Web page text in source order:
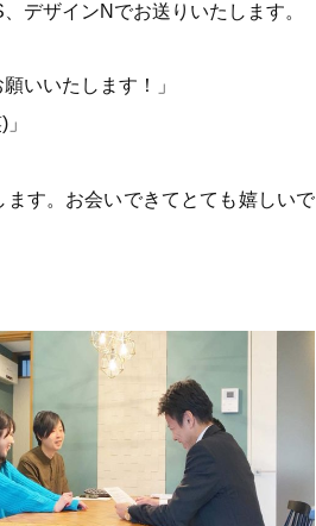
デザインNでお送りいたします。
いいたします！」
す。お会いできてとても嬉しいで